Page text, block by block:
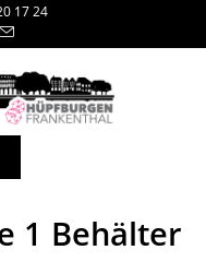
17 24
1 Behälter